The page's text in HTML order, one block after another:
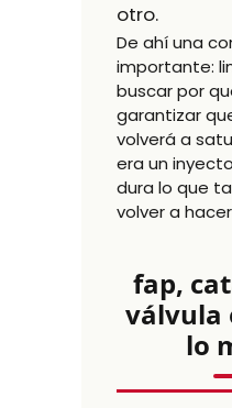
otro.
De ahí una
importante:
buscar por
garantizar
volverá a
era un
dura lo que
volver a
fap,
válvula
lo